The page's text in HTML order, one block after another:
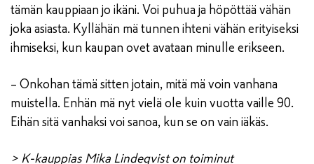
tämän kauppiaan jo ikäni. Voi puhua ja höpöttää vähän
joka asiasta. Kyllähän mä tunnen ihteni vähän erityiseksi
ihmiseksi, kun kaupan ovet avataan minulle erikseen.
– Onkohan tämä sitten jotain, mitä mä voin vanhana
muistella. Enhän mä nyt vielä ole kuin vuotta vaille 90.
Eihän sitä vanhaksi voi sanoa, kun se on vain iäkäs.
> K-kauppias Mika Lindeqvist on toiminut